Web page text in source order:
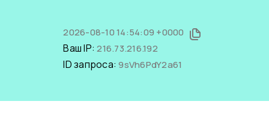
2026-08-10 14:54:09 +0000
Ваш IP:216.73.216.192
ID запроса:9sVh6PdY2a61